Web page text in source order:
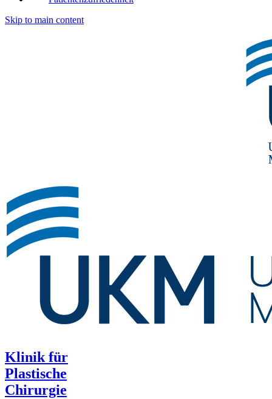
Skip to main content
Klinik für
Plastische
Chirurgie